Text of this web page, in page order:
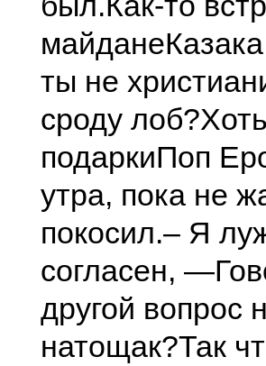
майдане
ты не
сроду лоб?
подаркиПоп
утра, пока не
покосил.– Я
согласен, —
другой вопрос
натощак?Так